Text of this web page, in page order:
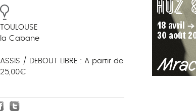
TOULOUSE
la Cabane
ASSIS / DEBOUT LIBRE : A partir de
25,00€